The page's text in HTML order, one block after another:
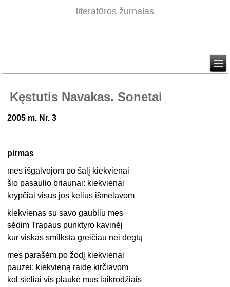
literatūros žurnalas
Kęstutis Navakas. Sonetai
2005 m. Nr. 3
pirmas
mes išgalvojom po šalį kiekvienai
šio pasaulio briaunai: kiekvienai
krypčiai visus jos kelius išmelavom
kiekvienas su savo gaubliu mes
sėdim Trapaus punktyro kavinėj
kur viskas smilksta greičiau nei degtų
mes parašėm po žodį kiekvienai
pauzei: kiekvieną raidę kirčiavom
kol sieliai vis plaukė mūs laikrodžiais